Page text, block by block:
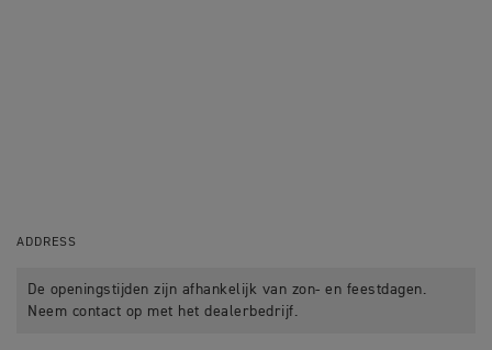
ADDRESS
De openingstijden zijn afhankelijk van zon- en feestdagen.
Neem contact op met het dealerbedrijf.